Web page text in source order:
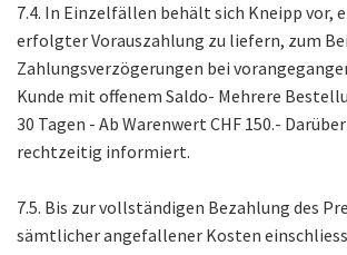
7.4. In Einzelfällen behält sich Kneipp vor,
erfolgter Vorauszahlung zu liefern, zum
Zahlungsverzögerungen bei
Kunde mit offenem Saldo- Mehrere
30 Tagen - Ab Warenwert CHF 150.-
rechtzeitig informiert.
7.5. Bis zur vollständigen Bezahlung des
sämtlicher angefallener Kosten